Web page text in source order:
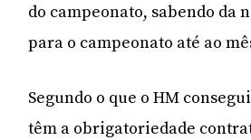
do campeonato, sabendo da
para o campeonato até ao
Segundo o que o HM
têm a obrigatoriedade